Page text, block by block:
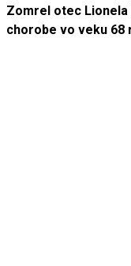
Zomrel otec
chorobe vo veku 68